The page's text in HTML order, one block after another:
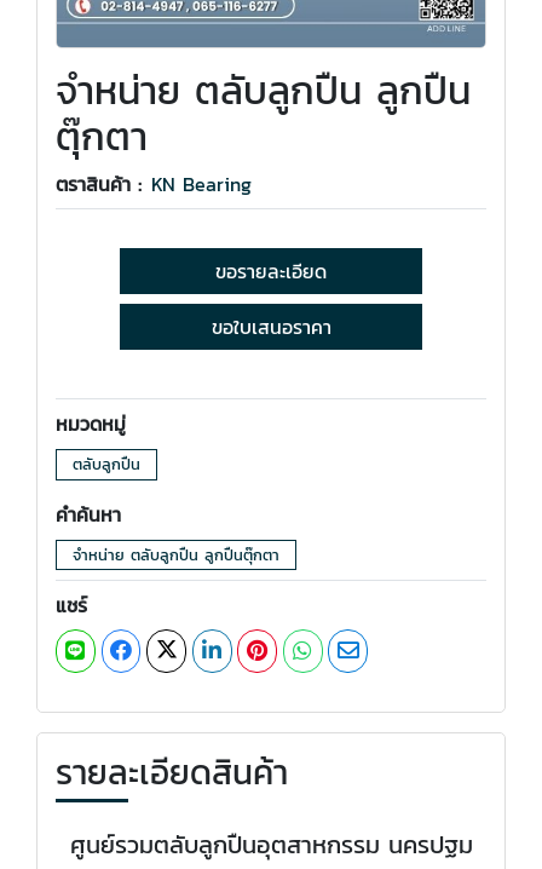
จำหน่าย ตลับลูกปืน ลูกปืน
ตุ๊กตา
ตราสินค้า : KN Bearing
ขอรายละเอียด
ขอใบเสนอราคา
หมวดหมู่
ตลับลูกปืน
คำค้นหา
จำหน่าย ตลับลูกปืน ลูกปืนตุ๊กตา
แชร์
รายละเอียดสินค้า
ศูนย์รวมตลับลูกปืนอุตสาหกรรม นครปฐม